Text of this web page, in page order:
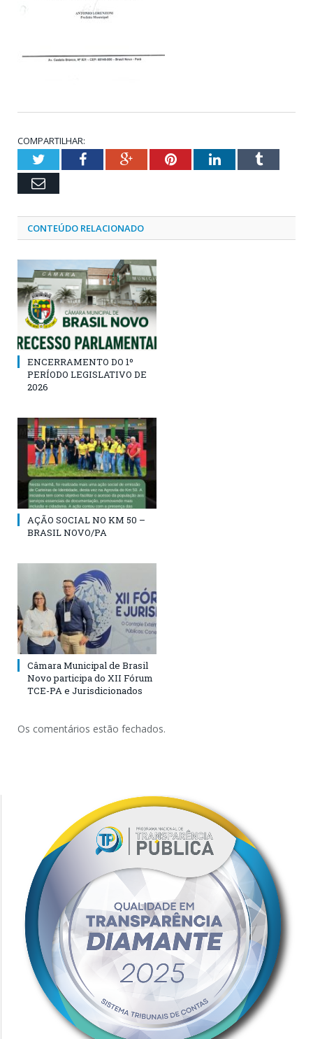
COMPARTILHAR:
TwitterFacebookGoogle+PinterestLinkedInTumblr
Email
CONTEÚDO RELACIONADO
ENCERRAMENTO DO 1º
PERÍODO LEGISLATIVO DE
2026
AÇÃO SOCIAL NO KM 50 –
BRASIL NOVO/PA
Câmara Municipal de Brasil
Novo participa do XII Fórum
TCE-PA e Jurisdicionados
Os comentários estão fechados.